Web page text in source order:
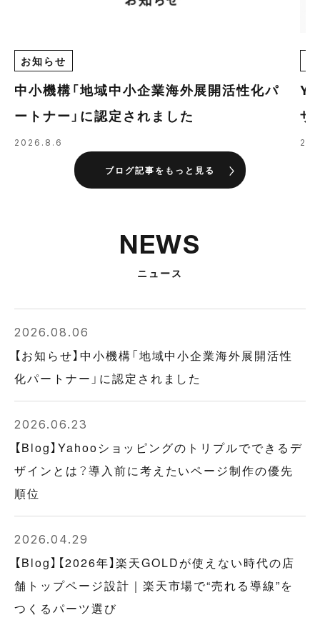
お知らせ
中小機構「地域中小企業海外展開活性化パ
ートナー」に認定されました
2026.8.6
ザ
の
ブログ記事をもっと見る
NEWS
ニュース
2026.08.06
【お知らせ】中小機構「地域中小企業海外展開活性
化パートナー」に認定されました
2026.06.23
【Blog】Yahooショッピングのトリプルでできるデ
ザインとは？導入前に考えたいページ制作の優先
順位
2026.04.29
【Blog】【2026年】楽天GOLDが使えない時代の店
舗トップページ設計｜楽天市場で“売れる導線”を
つくるパーツ選び